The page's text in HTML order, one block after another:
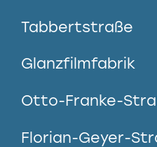
Tabbertstraße
Glanzfilmfabrik
Otto-Franke-
Florian-Geyer-